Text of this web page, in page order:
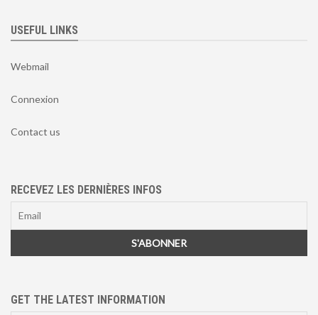
USEFUL LINKS
Webmail
Connexion
Contact us
RECEVEZ LES DERNIÈRES INFOS
GET THE LATEST INFORMATION